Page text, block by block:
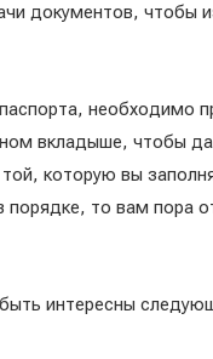
документов, чтобы
необходимо
вкладыше, чтобы
которую вы
порядке, то вам пора
интересны